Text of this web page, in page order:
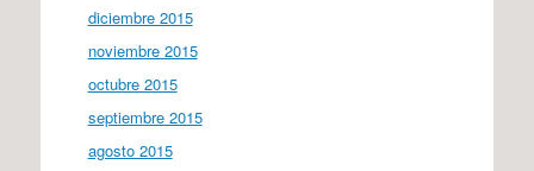
diciembre 2015
noviembre 2015
octubre 2015
septiembre 2015
agosto 2015